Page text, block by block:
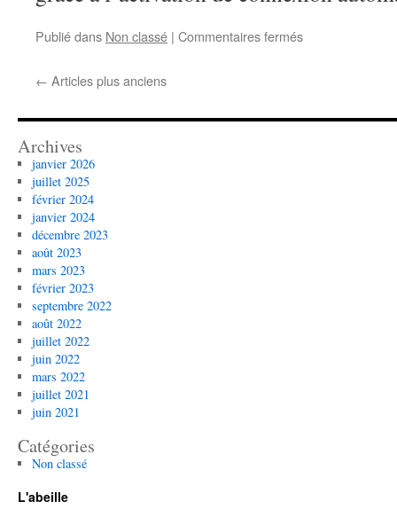
Publié dans Non classé | Commentaires ferméssur
← Articles plus anciens
Archives
janvier 2026
juillet 2025
février 2024
janvier 2024
décembre 2023
août 2023
mars 2023
février 2023
septembre 2022
août 2022
juillet 2022
juin 2022
mars 2022
juillet 2021
juin 2021
Catégories
Non classé
L'abeille